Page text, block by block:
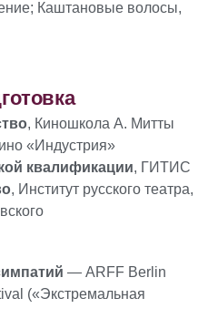
Каштановые волосы,
, Киношкола А. Митты
«Индустрия»
квалификации, ГИТИС
, Институт русского театра,
— ARFF Berlin
(«Экстремальная